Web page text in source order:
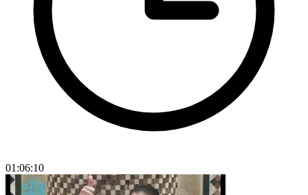
01:06:10